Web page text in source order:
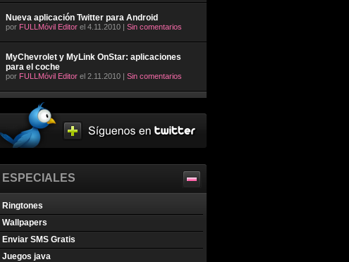
Nueva aplicación Twitter para Android
por FULLMóvil Editor el 4.11.2010 | Sin comentarios
MyChevrolet y MyLink OnStar: aplicaciones
para el coche
por FULLMóvil Editor el 2.11.2010 | Sin comentarios
ESPECIALES
Ringtones
Wallpapers
Enviar SMS Gratis
Juegos java